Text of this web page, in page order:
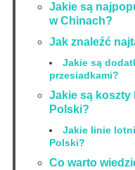
Jakie są
w Chinach?
Jak znaleźć
Jakie są
przesiadkami?
Jakie są koszty
Polski?
Jakie linie
Polski?
Co warto